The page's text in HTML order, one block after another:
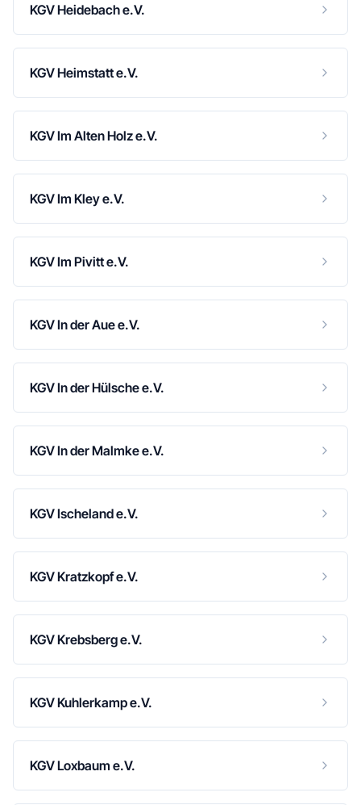
KGV Heidebach e.V.
KGV Heimstatt e.V.
KGV Im Alten Holz e.V.
KGV Im Kley e.V.
KGV Im Pivitt e.V.
KGV In der Aue e.V.
KGV In der Hülsche e.V.
KGV In der Malmke e.V.
KGV Ischeland e.V.
KGV Kratzkopf e.V.
KGV Krebsberg e.V.
KGV Kuhlerkamp e.V.
KGV Loxbaum e.V.